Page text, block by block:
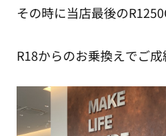
その時に当店最後の
R18からのお乗換えでご